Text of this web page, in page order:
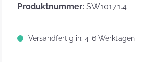
Produktnummer: SW10171.4
Versandfertig in: 4-6 Werktagen